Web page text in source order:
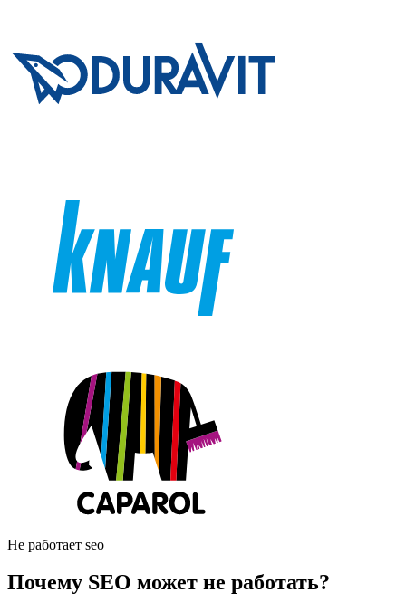
Не работает seo
Почему SEO может не работать?